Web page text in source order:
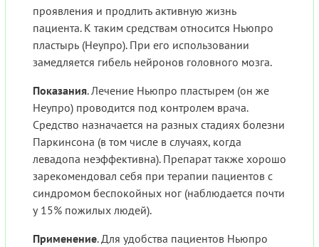
проявления и продлить активную жизнь
пациента. К таким средствам относится Ньюпро
пластырь (Неупро). При его использовании
замедляется гибель нейронов головного мозга.
Показания. Лечение Ньюпро пластырем (он же
Неупро) проводится под контролем врача.
Средство назначается на разных стадиях болезни
Паркинсона (в том числе в случаях, когда
левадопа неэффективна). Препарат также хорошо
зарекомендовал себя при терапии пациентов с
синдромом беспокойных ног (наблюдается почти
у 15% пожилых людей).
Применение. Для удобства пациентов Ньюпро